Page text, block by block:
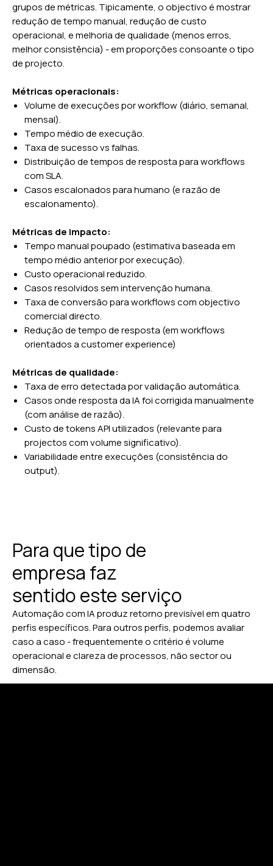
grupos de métricas. Tipicamente, o objectivo é mostrar
redução de tempo manual, redução de custo
operacional, e melhoria de qualidade (menos erros,
melhor consistência) - em proporções consoante o tipo
de projecto.
Métricas operacionais:
Volume de execuções por workflow (diário, semanal,
mensal).
Tempo médio de execução.
Taxa de sucesso vs falhas.
Distribuição de tempos de resposta para workflows
com SLA.
Casos escalonados para humano (e razão de
escalonamento).
Métricas de impacto:
Tempo manual poupado (estimativa baseada em
tempo médio anterior por execução).
Custo operacional reduzido.
Casos resolvidos sem intervenção humana.
Taxa de conversão para workflows com objectivo
comercial directo.
Redução de tempo de resposta (em workflows
orientados a customer experience)
Métricas de qualidade:
Taxa de erro detectada por validação automática.
Casos onde resposta da IA foi corrigida manualmente
(com análise de razão).
Custo de tokens API utilizados (relevante para
projectos com volume significativo).
Variabilidade entre execuções (consistência do
output).
Para que tipo de
empresa faz
sentido este serviço
Automação com IA produz retorno previsível em quatro
perfis específicos. Para outros perfis, podemos avaliar
caso a caso - frequentemente o critério é volume
operacional e clareza de processos, não sector ou
dimensão.